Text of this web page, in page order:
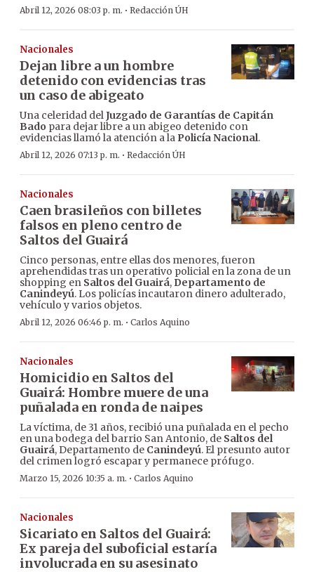
Abril 12, 2026 08:03 p. m. · Redacción ÚH
Nacionales
Dejan libre a un hombre
detenido con evidencias tras
un caso de abigeato
Una celeridad delJuzgado de Garantías de Capitán
Bado para dejar libre a un abigeo detenido con
evidencias llamó la atención a la Policía Nacional.
Abril 12, 2026 07:13 p. m. · Redacción ÚH
Nacionales
Caen brasileños con billetes
falsos en pleno centro de
Saltos del Guairá
Cinco personas, entre ellas dos menores, fueron
aprehendidas tras un operativo policial en la zona de un
shopping en Saltos del Guairá, Departamento de
Canindeyú. Los policías incautaron dinero adulterado,
vehículo y varios objetos.
Abril 12, 2026 06:46 p. m. · Carlos Aquino
Nacionales
Homicidio en Saltos del
Guairá: Hombre muere de una
puñalada en ronda de naipes
La víctima, de 31 años, recibió una puñalada en el pecho
en una bodega del barrio San Antonio, de Saltos del
Guairá, Departamento de Canindeyú. El presunto autor
del crimen logró escapar y permanece prófugo.
Marzo 15, 2026 10:35 a. m. · Carlos Aquino
Nacionales
Sicariato en Saltos del Guairá:
Ex pareja del suboficial estaría
involucrada en su asesinato